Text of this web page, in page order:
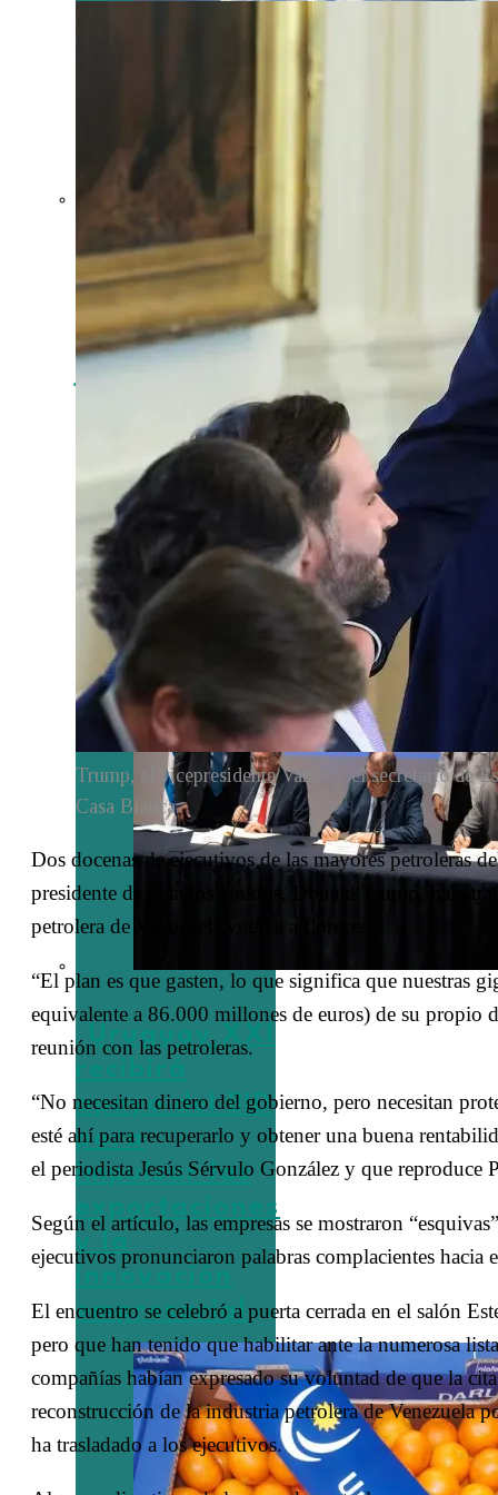
Crecen las
exportaciones
uruguayas en
julio
impulsadas
por la carne,
la celulosa y
los lácteos
Uruguay XXI
recibirá
apoyo del BID
para
impulsar las
exportaciones
y la
innovación
empresarial
Trump, el vicepresidente Vance y el secretario de
Casa Blanca.
Dos docenas de ejecutivos de las mayores petroleras
presidente de Estados Unidos, Donald Trump, para
petrolera de Venezuela vuelva a florecer.
“El plan es que gasten, lo que significa que nuestras
equivalente a 86.000 millones de euros) de su propio
reunión con las petroleras.
“No necesitan dinero del gobierno, pero necesitan
esté ahí para recuperarlo y obtener una buena
el periodista Jesús Sérvulo González y que reproduce
Según el artículo, las empresas se mostraron
ejecutivos pronunciaron palabras complacientes
El encuentro se celebró a puerta cerrada en el salón
pero que han tenido que habilitar ante la numerosa
compañías habían expresado su voluntad de que la
reconstrucción de la industria petrolera de Venezuela
ha trasladado a los ejecutivos.